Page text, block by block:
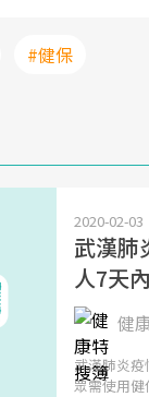
#健保
2020-02-03
武漢肺
人7天
健
武漢肺炎
眾需使用